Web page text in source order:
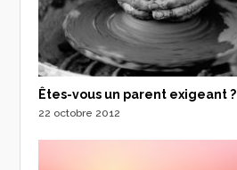
Êtes-vous un parent exigeant ?
22 octobre 2012